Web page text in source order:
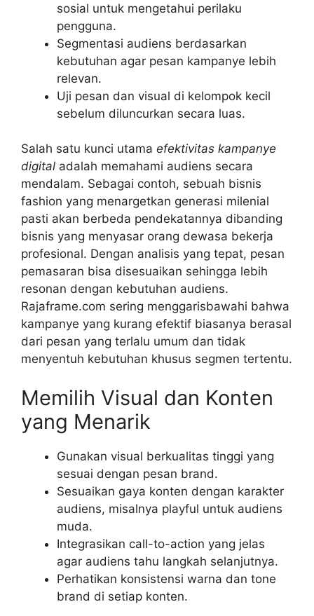
sosial untuk mengetahui perilaku
pengguna.
Segmentasi audiens berdasarkan
kebutuhan agar pesan kampanye lebih
relevan.
Uji pesan dan visual di kelompok kecil
sebelum diluncurkan secara luas.
Salah satu kunci utama efektivitas kampanye
digital adalah memahami audiens secara
mendalam. Sebagai contoh, sebuah bisnis
fashion yang menargetkan generasi milenial
pasti akan berbeda pendekatannya dibanding
bisnis yang menyasar orang dewasa bekerja
profesional. Dengan analisis yang tepat, pesan
pemasaran bisa disesuaikan sehingga lebih
resonan dengan kebutuhan audiens.
Rajaframe.com sering menggarisbawahi bahwa
kampanye yang kurang efektif biasanya berasal
dari pesan yang terlalu umum dan tidak
menyentuh kebutuhan khusus segmen tertentu.
Memilih Visual dan Konten
yang Menarik
Gunakan visual berkualitas tinggi yang
sesuai dengan pesan brand.
Sesuaikan gaya konten dengan karakter
audiens, misalnya playful untuk audiens
muda.
Integrasikan call-to-action yang jelas
agar audiens tahu langkah selanjutnya.
Perhatikan konsistensi warna dan tone
brand di setiap konten.